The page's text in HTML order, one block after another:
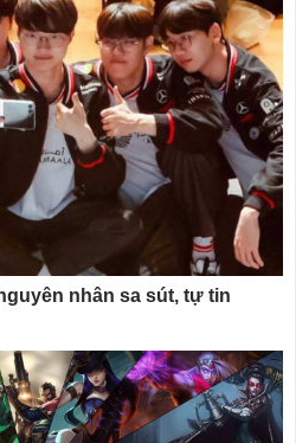
nhân sa sút, tự tin